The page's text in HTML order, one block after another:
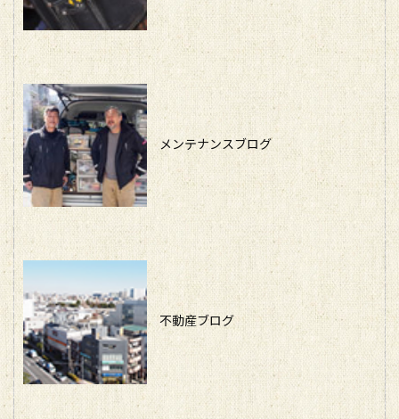
メンテナンスブログ
不動産ブログ